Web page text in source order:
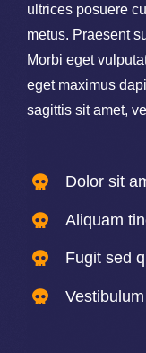
ultrices posuere
metus. Praesent
Morbi eget
eget maximus
sagittis sit amet,
Dolor sit
Aliquam
Fugit sed